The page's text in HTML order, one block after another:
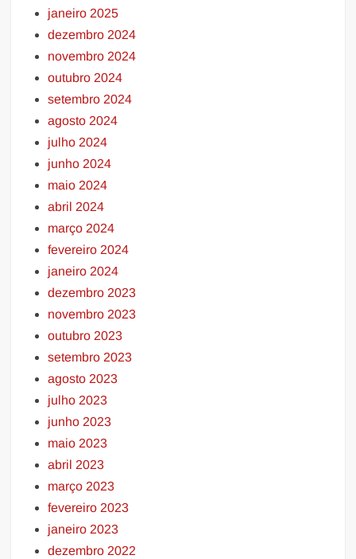
janeiro 2025
dezembro 2024
novembro 2024
outubro 2024
setembro 2024
agosto 2024
julho 2024
junho 2024
maio 2024
abril 2024
março 2024
fevereiro 2024
janeiro 2024
dezembro 2023
novembro 2023
outubro 2023
setembro 2023
agosto 2023
julho 2023
junho 2023
maio 2023
abril 2023
março 2023
fevereiro 2023
janeiro 2023
dezembro 2022